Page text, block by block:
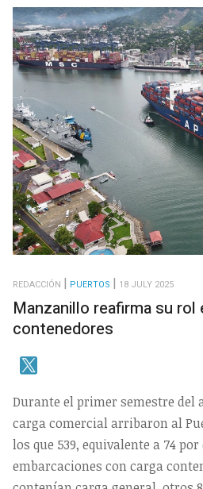
REDACCIÓN PUERTOS 18 JULY 2025
Manzanillo reafirma su
contenedores
Durante el primer semestre del
carga comercial arribaron al
los que 539, equivalente a 74
embarcaciones con carga